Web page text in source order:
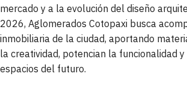
mercado y a la evolución del diseño
2026, Aglomerados Cotopaxi busca
inmobiliaria de la ciudad, aportando
la creatividad, potencian la funcionalidad
espacios del futuro.